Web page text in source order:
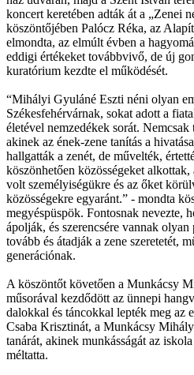
koncert keretében adták át a „Zenei
köszöntőjében Palócz Réka, az
elmondta, az elmúlt évben a
eddigi értékeket továbbvivő, de új
kuratórium kezdte el működését.
“Mihályi Gyuláné Eszti néni olyan
Székesfehérvárnak, sokat adott a
életével nemzedékek sorát.
akinek az ének-zene tanítás a
hallgatták a zenét, de művelték,
köszönhetően közösségeket
volt személyiségükre és az őket
közösségekre egyaránt.” - mondta
megyéspüspök. Fontosnak nevezte,
ápolják, és szerencsére vannak
tovább és átadják a zene szeretetét,
generációnak.
A köszöntőt követően a Munkácsy
műsorával kezdődött az ünnepi
dalokkal és táncokkal lepték meg az
Csaba Krisztinát, a Munkácsy
tanárát, akinek munkásságát az
méltatta.